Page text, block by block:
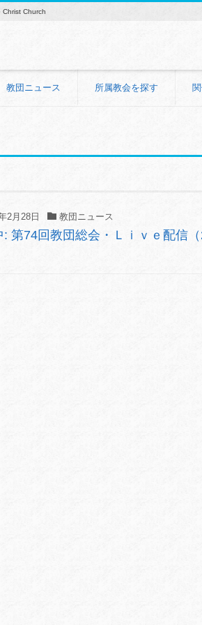
Church
教団ニュース 所属教会を探す
2月28日 教団ニュース
: 第74回教団総会・Ｌｉｖｅ配信